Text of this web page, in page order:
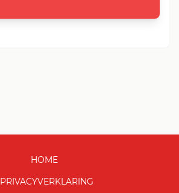
HOME
PRIVACYVERKLARING